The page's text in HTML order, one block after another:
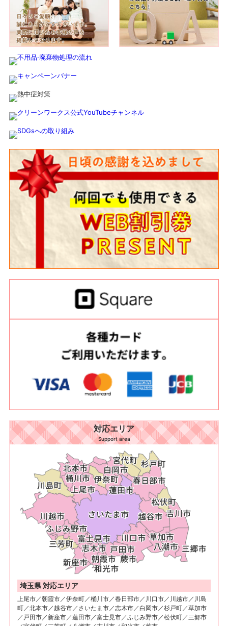
対応エリア
Support area
埼玉県 対応エリア
上尾市／朝霞市／伊奈町／桶川市／春日部市／川口市／川越市／川島
町／北本市／越谷市／さいたま市／志木市／白岡市／杉戸町／草加市
／戸田市／新座市／蓮田市／富士見市／ふじみ野市／松伏町／三郷市